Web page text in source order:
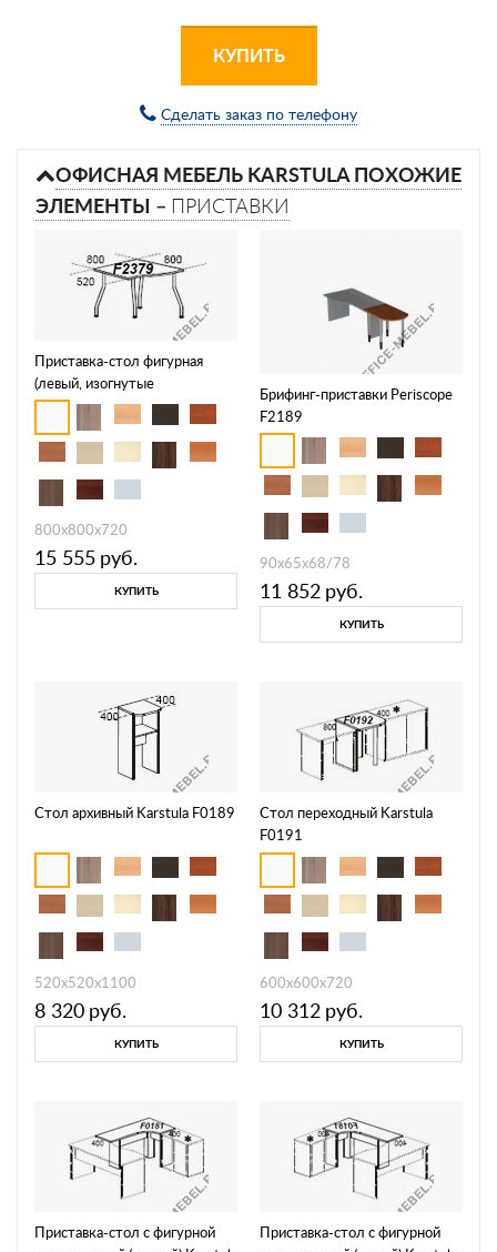
КУПИТЬ
Сделать заказ по телефону
ОФИСНАЯ МЕБЕЛЬ KARSTULA ПОХОЖИЕ
ЭЛЕМЕНТЫ – ПРИСТАВКИ
Приставка-стол фигурная
(левый, изогнутые
металлические ноги) Fansy
F2380
800х800х720
15 555 руб.
КУПИТЬ
Брифинг-приставки Periscope
F2189
90х65х68/78
11 852 руб.
КУПИТЬ
Стол архивный Karstula F0189
520х520х1100
8 320 руб.
КУПИТЬ
Стол переходный Karstula
F0191
600х600х720
10 312 руб.
КУПИТЬ
Приставка-стол с фигурной
Приставка-стол с фигурной